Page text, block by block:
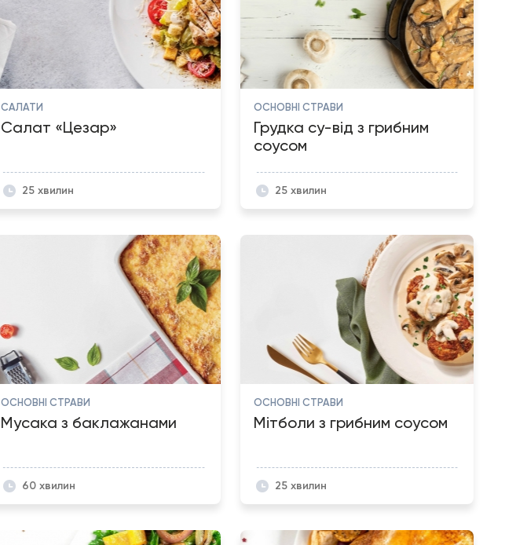
САЛАТИ
Салат «Цезар»
25 хвилин
ОСНОВНІ СТРАВИ
Грудка су-від з грибним
соусом
25 хвилин
ОСНОВНІ СТРАВИ
Мусака з баклажанами
60 хвилин
ОСНОВНІ СТРАВИ
Мітболи з грибним соусом
25 хвилин